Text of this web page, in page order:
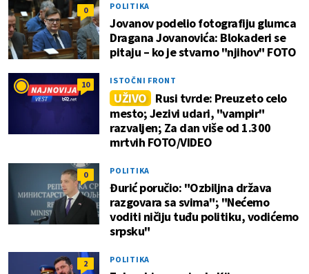
0 POLITIKA
Jovanov podelio fotografiju glumca
Dragana Jovanovića: Blokaderi se
pitaju – ko je stvarno "njihov" FOTO
10 ISTOČNI FRONT
UŽIVO Rusi tvrde: Preuzeto celo
mesto; Jezivi udari, "vampir"
razvaljen; Za dan više od 1.300
mrtvih FOTO/VIDEO
0 POLITIKA
Đurić poručio: "Ozbiljna država
razgovara sa svima"; "Nećemo
voditi ničiju tuđu politiku, vodićemo
srpsku"
2 POLITIKA